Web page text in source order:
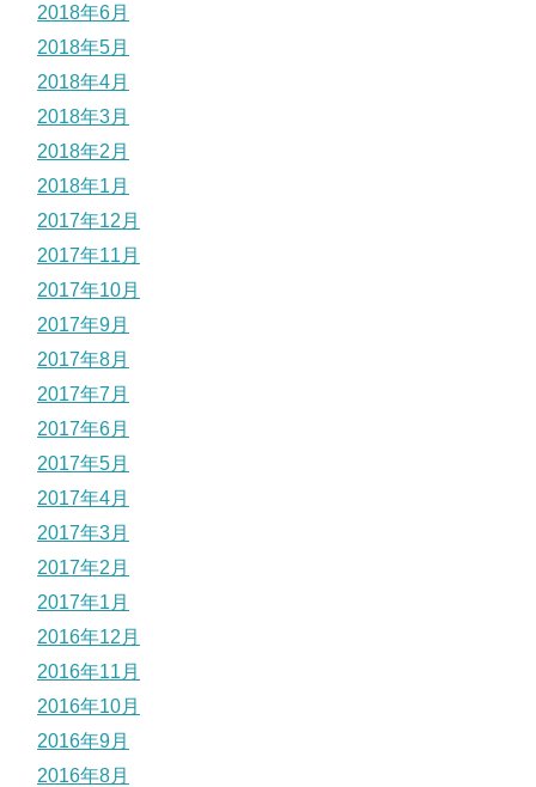
2018年6月
2018年5月
2018年4月
2018年3月
2018年2月
2018年1月
2017年12月
2017年11月
2017年10月
2017年9月
2017年8月
2017年7月
2017年6月
2017年5月
2017年4月
2017年3月
2017年2月
2017年1月
2016年12月
2016年11月
2016年10月
2016年9月
2016年8月